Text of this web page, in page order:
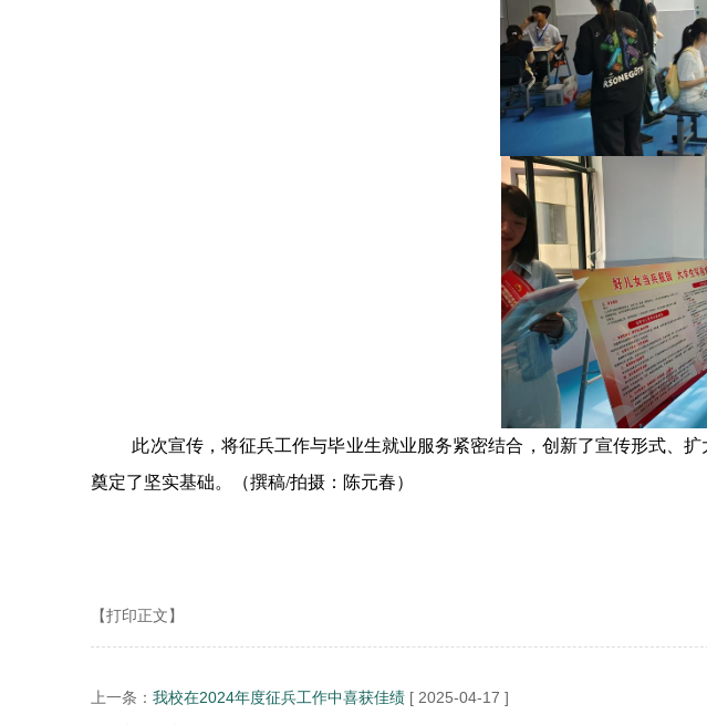
此次宣传，将征兵工作与毕业生就业服务紧密结合，创新了宣传形式、
奠定了坚实基础。（撰稿/拍摄：陈元春）
【打印正文】
上一条： 我校在2024年度征兵工作中喜获佳绩 [ 2025-04-17 ]